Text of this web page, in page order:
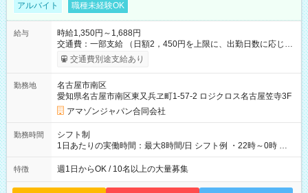
アルバイト 職種未経験OK
給与
時給1,350円～1,688円
交通費：一部支給 （日額2，450円を上限に、出勤日数に応じて
実費支給） ※22:00～翌5:00までは時給25%UP！ ■給与前払い
制度あり ※前払い額の上限あり、手数料無料（Amazon負担）
交通費別途支給あり
勤務地
名古屋市南区
愛知県名古屋市南区東又兵ヱ町1-57-2 ロジクロス名古屋笠寺3F
アマゾンジャパン合同会社
勤務時間
シフト制
1日あたりの実働時間：最大8時間/日 シフト例 ・22時～0時 入
社後、就業可能シフトをご確認の上、申請してください。
特徴 週1日からOK / 10名以上の大量募集